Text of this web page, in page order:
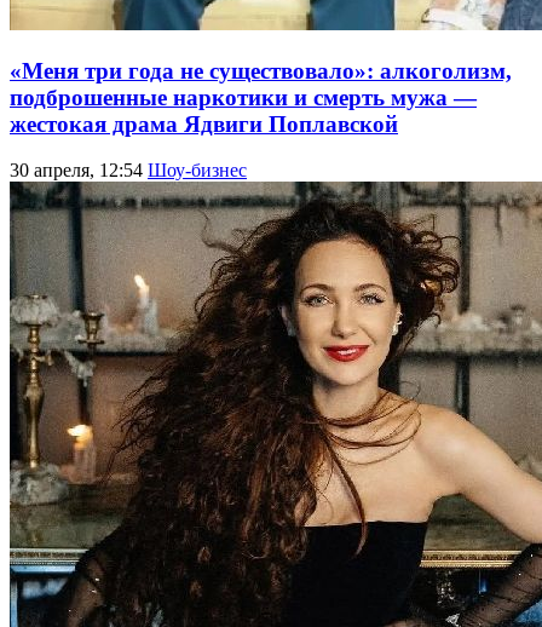
«Меня три года не существовало»: алкоголизм,
подброшенные наркотики и смерть мужа —
жестокая драма Ядвиги Поплавской
30 апреля, 12:54 Шоу-бизнес